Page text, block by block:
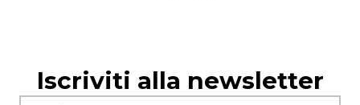
Iscriviti alla newsletter